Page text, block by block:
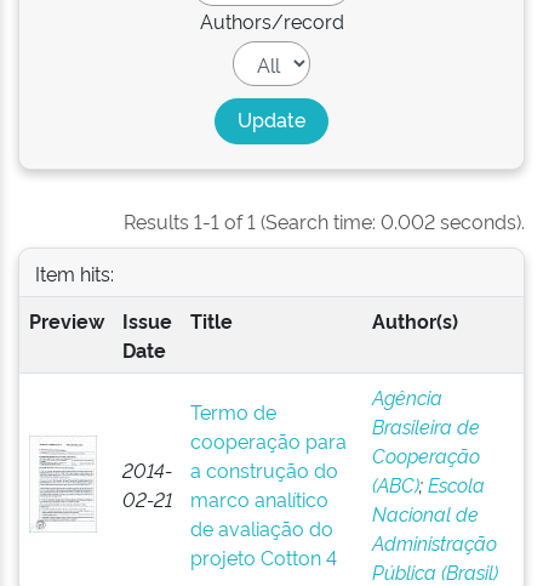
Authors/record
Results 1-1 of 1 (Search time: 0.002 seconds).
Item hits:
Preview
Issue
Date
Title Author(s)
2014-
02-21
Termo de
cooperação para
a construção do
marco analítico
de avaliação do
projeto Cotton 4
Agência
Brasileira de
Cooperação
(ABC);Escola
Nacional de
Administração
Pública (Brasil)